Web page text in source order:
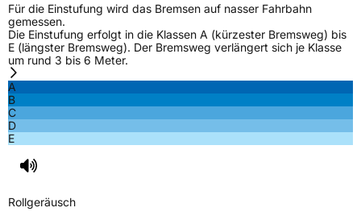
Für die Einstufung wird das Bremsen auf nasser Fahrbahn
gemessen.
Die Einstufung erfolgt in die Klassen A (kürzester Bremsweg) bis
E (längster Bremsweg). Der Bremsweg verlängert sich je Klasse
um rund 3 bis 6 Meter.
A
B
C
D
E
Rollgeräusch